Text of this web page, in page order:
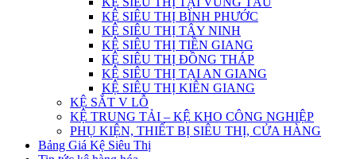
KỆ SIÊU THỊ BÌNH PHƯỚC
KỆ SIÊU THỊ TÂY NINH
KỆ SIÊU THỊ TIỀN GIANG
KỆ SIÊU THỊ ĐỒNG THÁP
KỆ SIÊU THỊ TẠI AN GIANG
KỆ SIÊU THỊ KIÊN GIANG
KỆ SẮT V LỖ
KỆ TRUNG TẢI – KỆ KHO CÔNG NGHIỆP
PHỤ KIỆN, THIẾT BỊ SIÊU THỊ, CỬA HÀNG
Bảng Giá Kệ Siêu Thị